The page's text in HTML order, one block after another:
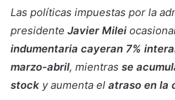
Las políticas impuestas por la
presidente Javier Milei
indumentaria cayeran 7%
marzo-abril, mientras se
stock y aumenta el atraso en la